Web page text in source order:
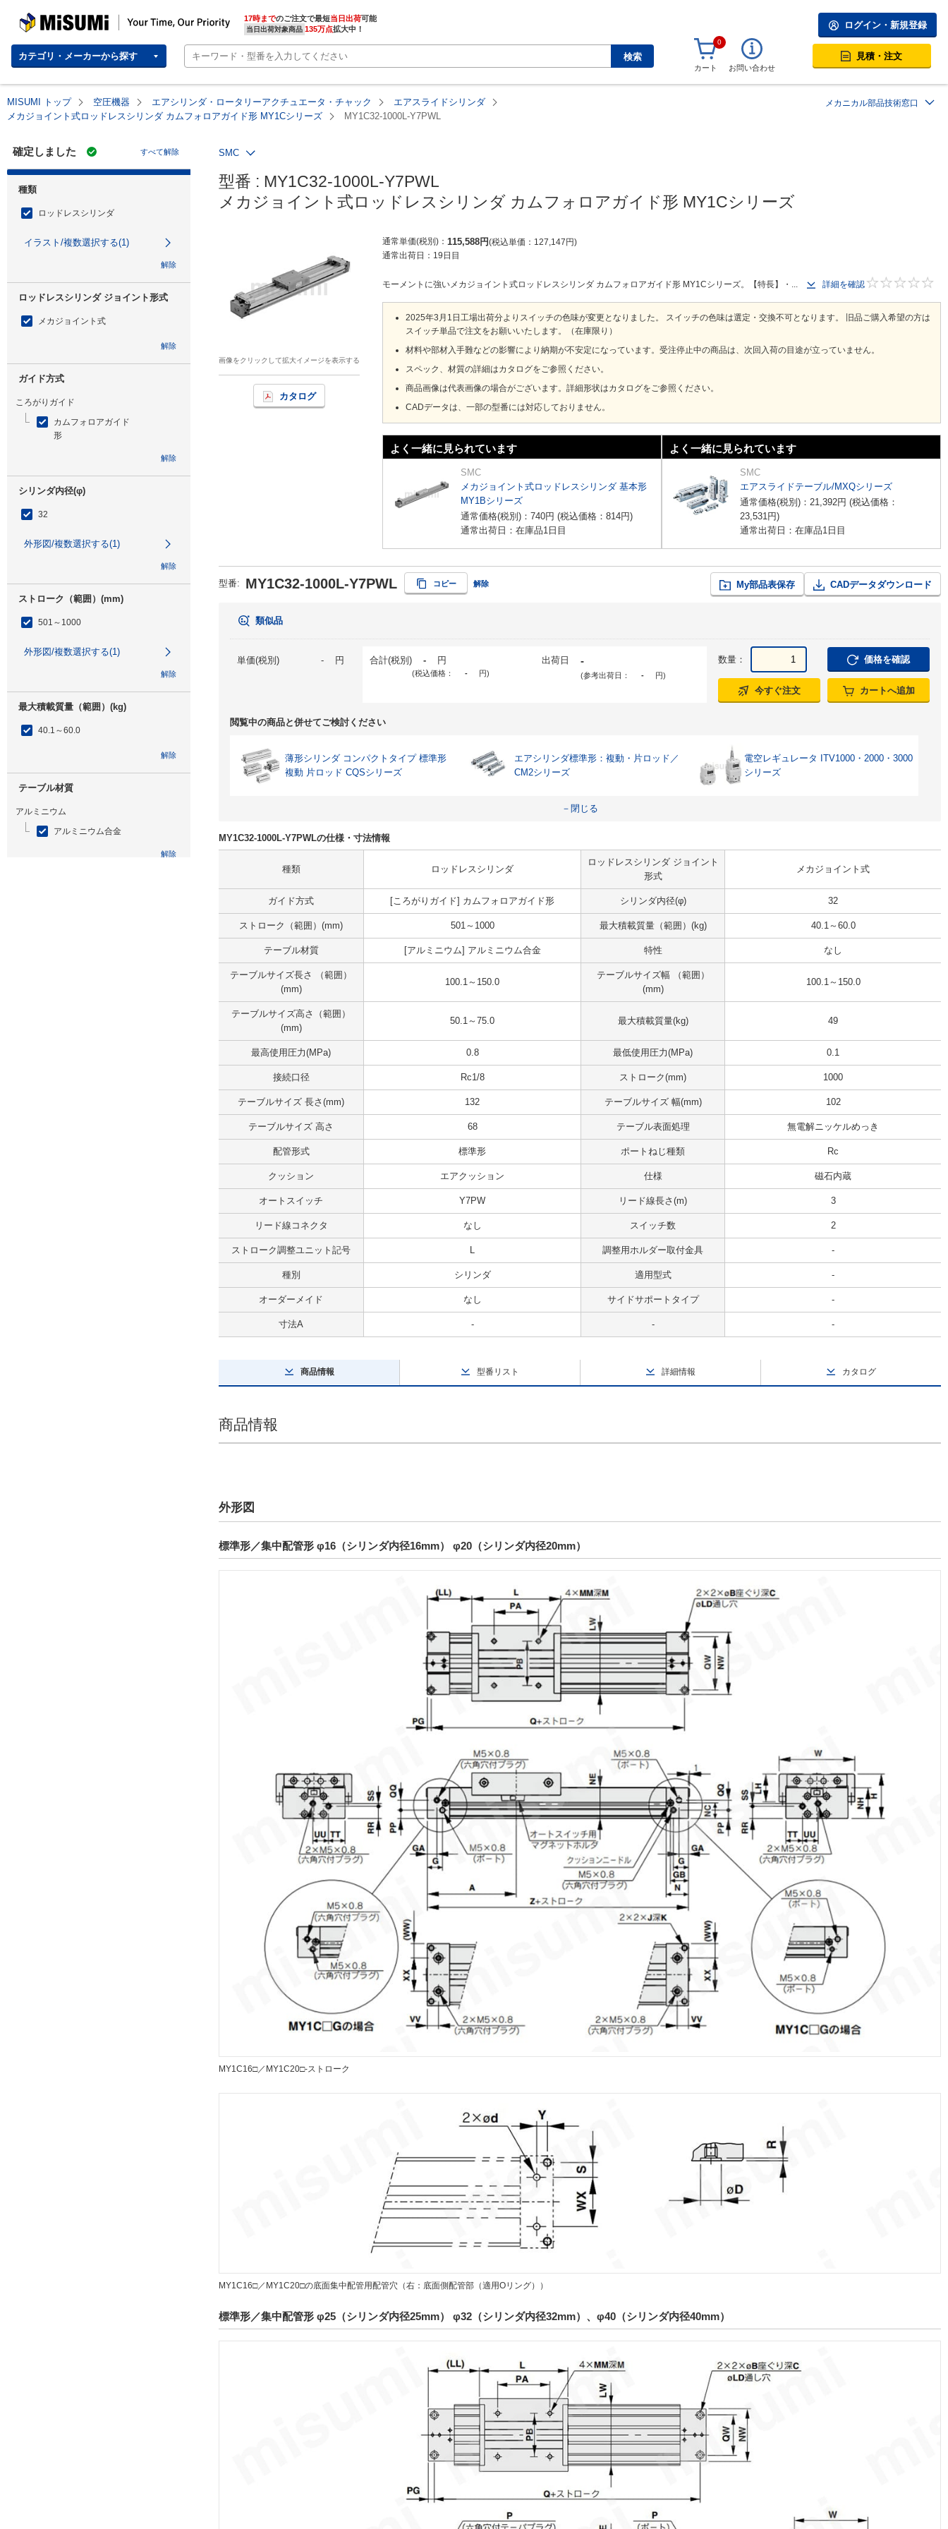
MISUMI | Your Time, Our Priority 17時までのご注文で最短当日出荷
当日出荷対象商品 135万点拡大中！
カテゴリ・メーカーから探す 検索
ログイン・新規登録
0
カート お問い合わせ
見積・注文
MISUMI トップ 空圧機器 エアシリンダ・ロータリーアクチュエータ・チャック
エアスライドシリンダ
メカジョイント式ロッドレスシリンダ カムフォロアガイド形 MY1Cシリーズ
MY1C32-1000L-Y7PWL
メカニカル部品技術窓口
確定しました すべて解除
種類
ロッドレスシリンダ
イラスト/複数選択する(1)
解除
ロッドレスシリンダ ジョイント形式
メカジョイント式
解除
ガイド方式
ころがりガイド
カムフォロアガイド
形
解除
シリンダ内径(φ)
32
外形図/複数選択する(1)
解除
ストローク（範囲）(mm)
501～1000
外形図/複数選択する(1)
解除
最大積載質量（範囲）(kg)
40.1～60.0
解除
テーブル材質
アルミニウム
アルミニウム合金
解除
SMC
型番 : MY1C32-1000L-Y7PWL
メカジョイント式ロッドレスシリンダ カムフォロアガイド形 MY1Cシリーズ
画像をクリックして拡大イメージを表示する
カタログ
通常単価(税別) 115,588円 税込単価 127,147円
通常出荷日： 19日目
モーメントに強いメカジョイント式ロッドレスシリンダ カムフォロアガイド形 MY1Cシリーズ。【特長】・... 詳細を確認
2025年3月1日工場出荷分よりスイッチの色味が変更となりました。 スイッチの色味は選定・交換不可となります。 旧品ご購入希望の方は
スイッチ単品で注文をお願いいたします。（在庫限り）
材料や部材入手難などの影響により納期が不安定になっています。受注停止中の商品は、次回入荷の目途が立っていません。
スペック、材質の詳細はカタログをご参照ください。
商品画像は代表画像の場合がございます。詳細形状はカタログをご参照ください。
CADデータは、一部の型番には対応しておりません。
よく一緒に見られています
SMC
メカジョイント式ロッドレスシリンダ 基本形
MY1Bシリーズ
通常価格(税別)： 740円 (税込価格： 814円)
通常出荷日：在庫品1日目
よく一緒に見られています
SMC
エアスライドテーブル/MXQシリーズ
通常価格(税別)： 21,392円 (税込価格：
23,531円)
通常出荷日：在庫品1日目
型番: MY1C32-1000L-Y7PWL コピー 解除 My部品表保存 CADデータダウンロード
類似品
単価(税別) - 円 合計(税別) - 円
(税込価格： - 円)
出荷日 -
(参考出荷日： - 円)
数量： 価格を確認
今すぐ注文 カートへ追加
閲覧中の商品と併せてご検討ください
薄形シリンダ コンパクトタイプ 標準形
複動 片ロッド CQSシリーズ
エアシリンダ標準形：複動・片ロッド／
CM2シリーズ
電空レギュレータ ITV1000・2000・3000
シリーズ
－閉じる
MY1C32-1000L-Y7PWLの仕様・寸法情報
種類 ロッドレスシリンダ
ロッドレスシリンダ ジョイント
形式
メカジョイント式
ガイド方式 [ころがりガイド] カムフォロアガイド形 シリンダ内径(φ) 32
ストローク（範囲）(mm) 501～1000 最大積載質量（範囲）(kg) 40.1～60.0
テーブル材質 [アルミニウム] アルミニウム合金 特性 なし
テーブルサイズ長さ （範囲）
(mm)
100.1～150.0
テーブルサイズ幅 （範囲）
(mm)
100.1～150.0
テーブルサイズ高さ（範囲）
(mm)
50.1～75.0 最大積載質量(kg) 49
最高使用圧力(MPa) 0.8 最低使用圧力(MPa) 0.1
接続口径 Rc1/8 ストローク(mm) 1000
テーブルサイズ 長さ(mm) 132 テーブルサイズ 幅(mm) 102
テーブルサイズ 高さ 68 テーブル表面処理 無電解ニッケルめっき
配管形式 標準形 ポートねじ種類 Rc
クッション エアクッション 仕様 磁石内蔵
オートスイッチ Y7PW リード線長さ(m) 3
リード線コネクタ なし スイッチ数 2
ストローク調整ユニット記号 L 調整用ホルダー取付金具 -
種別 シリンダ 適用型式 -
オーダーメイド なし サイドサポートタイプ -
寸法A - - -
商品情報 型番リスト 詳細情報 カタログ
商品情報
外形図
標準形／集中配管形 φ16（シリンダ内径16mm） φ20（シリンダ内径20mm）
MY1C16□／MY1C20□-ストローク
MY1C16□／MY1C20□の底面集中配管用配管穴（右：底面側配管部（適用Oリング））
標準形／集中配管形 φ25（シリンダ内径25mm） φ32（シリンダ内径32mm）、φ40（シリンダ内径40mm）